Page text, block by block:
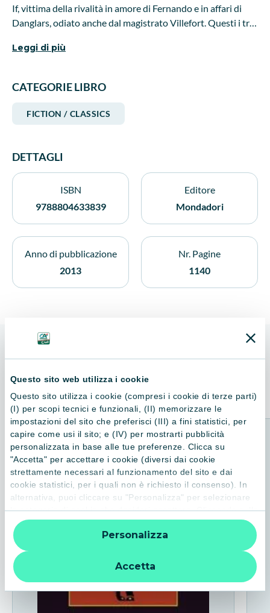
Questo sito web utilizza i cookie
Questo sito utilizza i cookie (compresi i cookie di terze parti)
(I) per scopi tecnici e funzionali, (II) memorizzare le
impostazioni del sito che preferisci (III) a fini statistici, per
capire come usi il sito; e (IV) per mostrarti pubblicità
personalizzata in base alle tue preferenze. Clicca su
"Accetta" per accettare i cookie (diversi dai cookie
strettamente necessari al funzionamento del sito e dai
cookie statistici, per i quali non è richiesto il consenso). In
alternativa, puoi cliccare su "Personalizza" per selezionare
le categorie di cookie che desideri accettare. Cliccando sulla
“X” le impostazioni predefinite vengono lasciate invariate e
quindi la navigazione può continuare senza cookie o altri
strumenti di tracciamento diversi da quelli tecnici. Per
ulteriori informazioni:
informativa privacy
Accetta
Personalizza
If, vittima della rivalità in amore di Fernando e in affari di
Danglars, odiato anche dal magistrato Villefort. Questi i tre
Dantès. Il romanzo associa, senza la preoccupazione di una
l'aiuto anche di uno stile agile e incalzante.
Leggi di più
CATEGORIE LIBRO
FICTION / CLASSICS
DETTAGLI
ISBN
9788804633839
Editore
Mondadori
Anno di pubblicazione
2013
Nr. Pagine
1140
Consigliati per te